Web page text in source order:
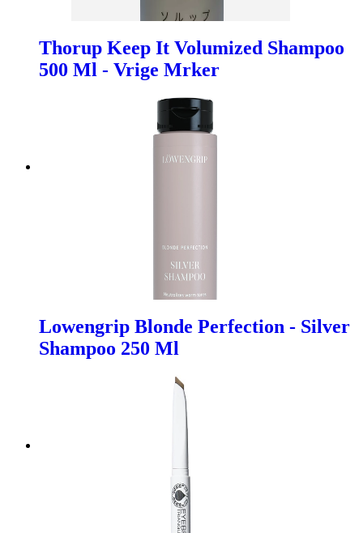
Thorup Keep It Volumized Shampoo
500 Ml - Vrige Mrker
Lowengrip Blonde Perfection - Silver
Shampoo 250 Ml